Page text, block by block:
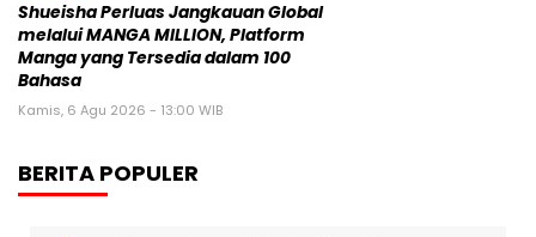
Shueisha Perluas Jangkauan Global
melalui MANGA MILLION, Platform
Manga yang Tersedia dalam 100
Bahasa
Kamis, 6 Agu 2026 - 13:00 WIB
BERITA POPULER